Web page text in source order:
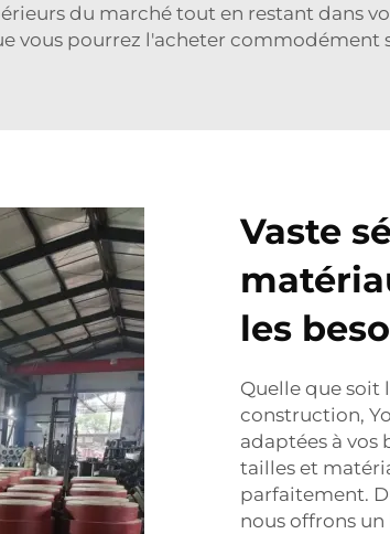
du marché tout en restant dans
vous pourrez l'acheter
Vaste
les
Quelle que soit
construction,
adaptées à vos
tailles et
parfaitement.
nous offrons